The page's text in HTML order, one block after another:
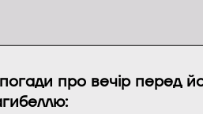
про вечір перед